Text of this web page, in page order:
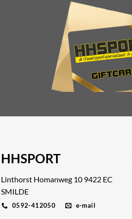
de
productpagina
HHSPORT
Linthorst Homanweg 10 9422 EC
SMILDE
0592-412050 e-mail